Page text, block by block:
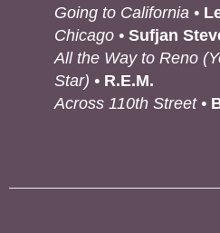
Going to California •
Chicago • Sufjan
All the Way to Reno
Star) • R.E.M.
Across 110th Street •